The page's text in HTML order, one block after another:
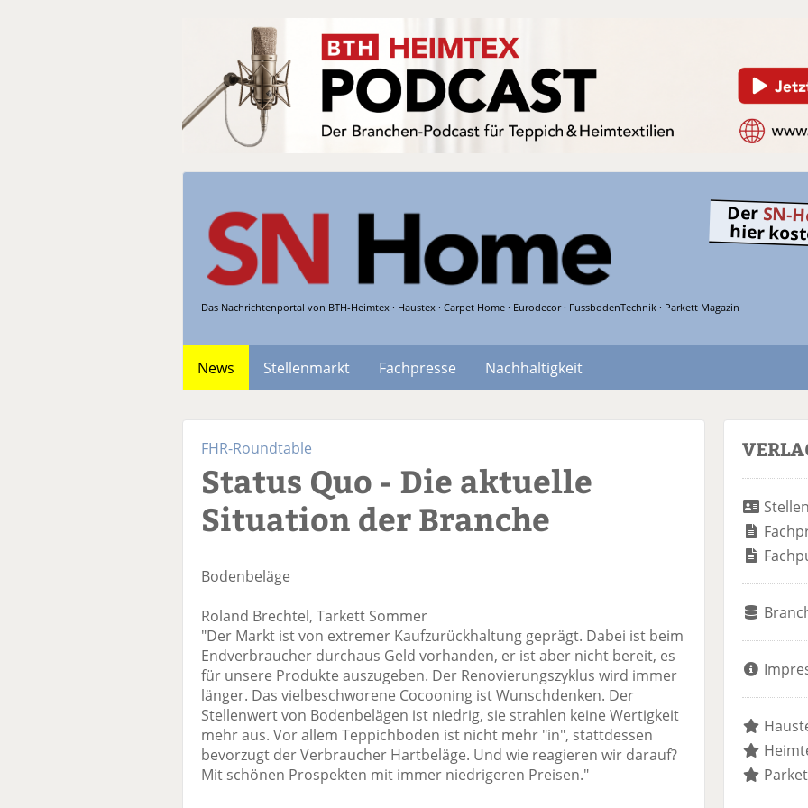
Das Nachrichtenportal von BTH-Heimtex · Haustex · Carpet Home · Eurodecor · FussbodenTechnik · Parkett Magazin
Der SN-
hier
News Stellenmarkt Fachpresse
Nachhaltigkeit
FHR-Roundtable
Status Quo - Die aktuelle
Situation der Branche
Bodenbeläge
Roland Brechtel, Tarkett Sommer
"Der Markt ist von extremer Kaufzurückhaltung geprägt. Dabei ist beim
Endverbraucher durchaus Geld vorhanden, er ist aber nicht bereit, es
für unsere Produkte auszugeben. Der Renovierungszyklus wird immer
länger. Das vielbeschworene Cocooning ist Wunschdenken. Der
Stellenwert von Bodenbelägen ist niedrig, sie strahlen keine Wertigkeit
mehr aus. Vor allem Teppichboden ist nicht mehr "in", stattdessen
bevorzugt der Verbraucher Hartbeläge. Und wie reagieren wir darauf?
Mit schönen Prospekten mit immer niedrigeren Preisen."